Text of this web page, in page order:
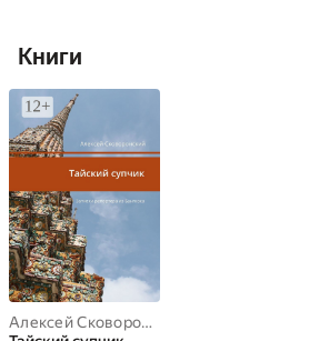
Книги
Алексей Сковоронский